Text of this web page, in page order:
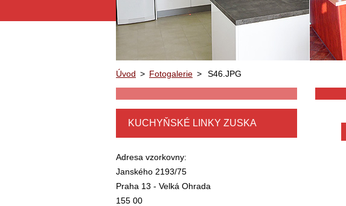
Úvod > Fotogalerie > S46.JPG
KUCHYŇSKÉ LINKY ZUSKA
Adresa vzorkovny:
Janského 2193/75
Praha 13 - Velká Ohrada
155 00